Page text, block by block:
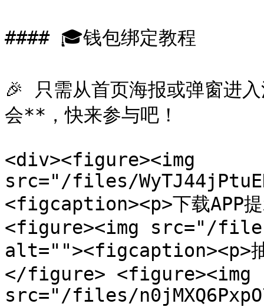
#### 🎓钱包绑定教程
🎉 只需从首页海报或弹窗进
会**，快来参与吧！
<div><figure><img
src="/files/
<figcaption><p>下载
<figure><img src="/files/
alt=""><figcaption><p>
</figure> <figure><img
src="/files/